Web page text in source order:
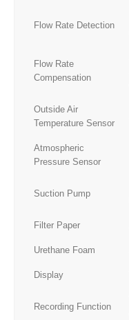
Flow Rate Detection
Flow Rate
Compensation
Outside Air
Temperature Sensor
Atmospheric
Pressure Sensor
Suction Pump
Filter Paper
Urethane Foam
Display
Recording Function